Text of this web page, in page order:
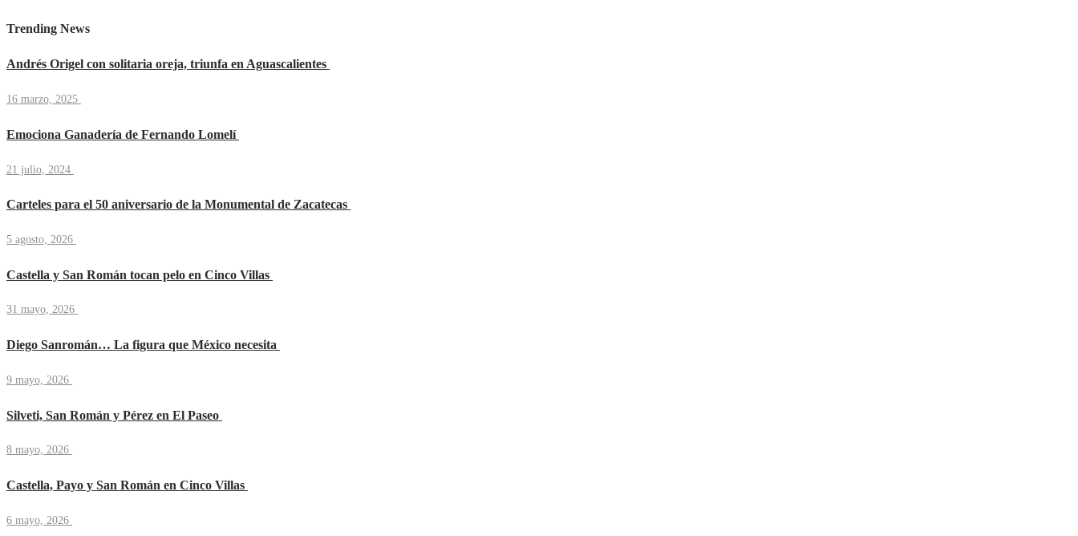
Trending News
Andrés Origel con solitaria oreja, triunfa en Aguascalientes
16 marzo, 2025
Emociona Ganadería de Fernando Lomelí
21 julio, 2024
Carteles para el 50 aniversario de la Monumental de Zacatecas
5 agosto, 2026
Castella y San Román tocan pelo en Cinco Villas
31 mayo, 2026
Diego Sanromán… La figura que México necesita
9 mayo, 2026
Silveti, San Román y Pérez en El Paseo
8 mayo, 2026
Castella, Payo y San Román en Cinco Villas
6 mayo, 2026